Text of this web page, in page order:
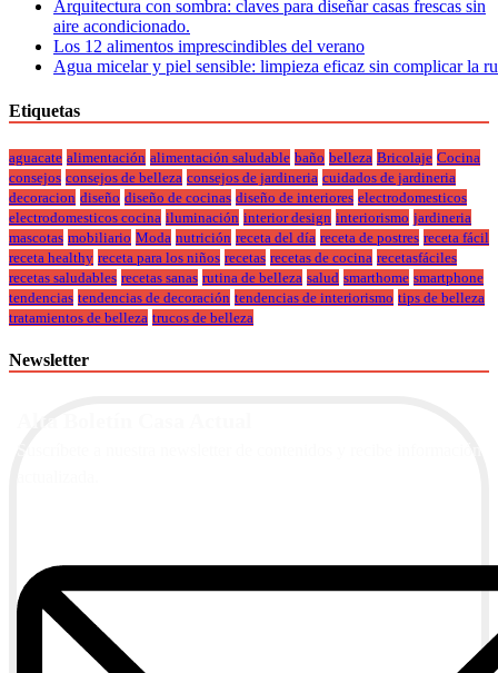
Arquitectura con sombra: claves para diseñar casas frescas sin
aire acondicionado.
Los 12 alimentos imprescindibles del verano
Agua micelar y piel sensible: limpieza eficaz sin complicar la
Etiquetas
aguacate alimentación alimentación saludable baño belleza Bricolaje Cocina
consejos consejos de belleza consejos de jardineria cuidados de jardineria
decoracion diseño diseño de cocinas diseño de interiores electrodomesticos
electrodomesticos cocina iluminación interior design interiorismo jardineria
mascotas mobiliario Moda nutrición receta del día receta de postres receta fácil
receta healthy receta para los niños recetas recetas de cocina recetasfáciles
recetas saludables recetas sanas rutina de belleza salud smarthome smartphone
tendencias tendencias de decoración tendencias de interiorismo tips de belleza
tratamientos de belleza trucos de belleza
Newsletter